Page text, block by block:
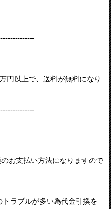
円以上で、送料が無料になり
お支払い方法になりますので
トラブルが多い為代金引換を